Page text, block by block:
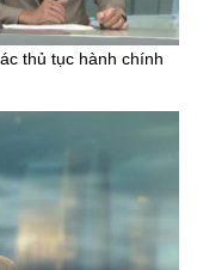
thủ tục hành chính